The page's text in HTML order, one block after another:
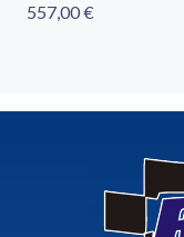
557,00 €